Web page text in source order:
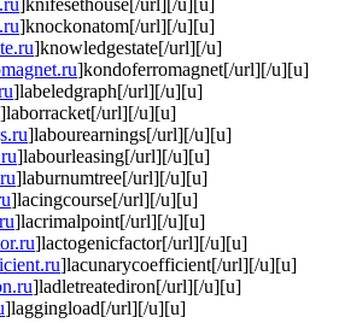
]knifesethouse[/url][/u][u]
]knockonatom[/url][/u][u]
]knowledgestate[/url][/u]
]kondoferromagnet[/url][/u][u]
]labeledgraph[/url][/u][u]
]laborracket[/url][/u][u]
]labourearnings[/url][/u][u]
]labourleasing[/url][/u][u]
]laburnumtree[/url][/u][u]
]lacingcourse[/url][/u][u]
]lacrimalpoint[/url][/u][u]
]lactogenicfactor[/url][/u][u]
]lacunarycoefficient[/url][/u][u]
]ladletreatediron[/url][/u][u]
]laggingload[/url][/u][u]